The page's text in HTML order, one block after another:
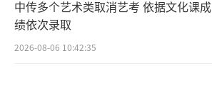
中传多个艺术类取消艺考 依据文化课成
绩依次录取
2026-08-06 10:42:35